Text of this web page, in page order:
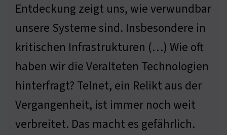
Entdeckung zeigt uns, wie verwundbar
unsere Systeme sind. Insbesondere in
kritischen Infrastrukturen (…) Wie oft
haben wir die Veralteten Technologien
hinterfragt? Telnet, ein Relikt aus der
Vergangenheit, ist immer noch weit
verbreitet. Das macht es gefährlich.